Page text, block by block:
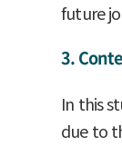
future
3.
In this
due to